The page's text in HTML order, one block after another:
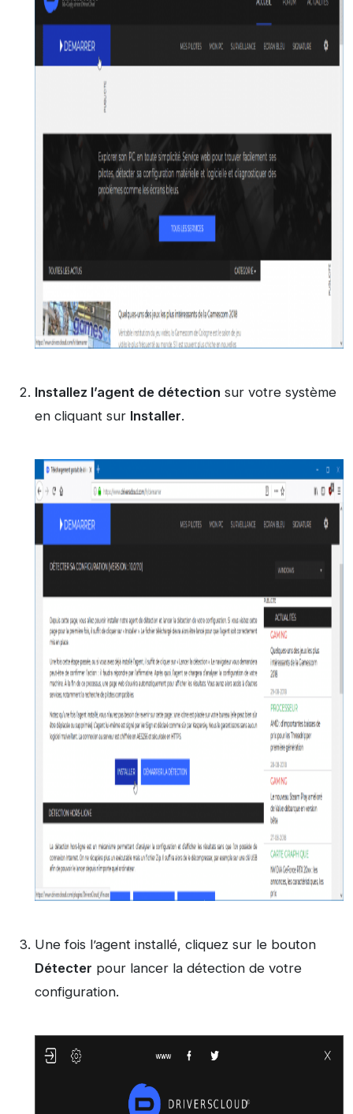
Installez l’agent de détection sur votre système
en cliquant sur Installer.
Une fois l’agent installé, cliquez sur le bouton
Détecter pour lancer la détection de votre
configuration.